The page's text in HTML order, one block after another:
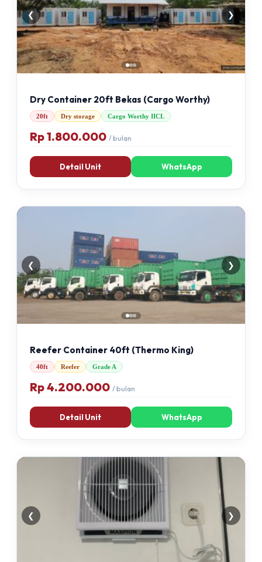
❮ ❯
Dry Container 20ft Bekas (Cargo Worthy)
20ft Dry storage Cargo Worthy IICL
Rp 1.800.000 / bulan
Detail Unit WhatsApp
❮ ❯
Reefer Container 40ft (Thermo King)
40ft Reefer Grade A
Rp 4.200.000 / bulan
Detail Unit WhatsApp
❮ ❯